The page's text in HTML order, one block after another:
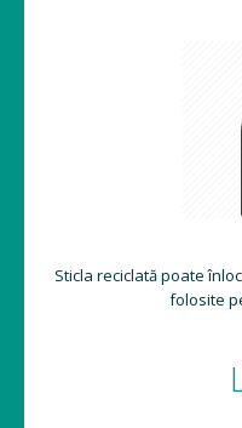
Sticla reciclată poate
folosite